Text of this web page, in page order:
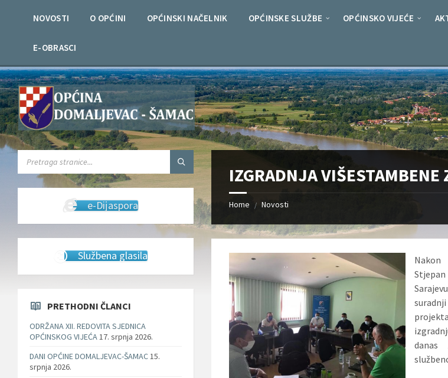
NOVOSTI O OPĆINI OPĆINSKI NAČELNIK OPĆINSKE SLUŽBE OPĆINSKO VIJEĆE
E-OBRASCI
IZGRADNJA VIŠESTAMBENE
Home / Novosti
SEARCH:
e-Dijaspora
Službena glasila
PRETHODNI ČLANCI
ODRŽANA XII. REDOVITA SJEDNICA
OPĆINSKOG VIJEĆA17. srpnja 2026.
DANI OPĆINE DOMALJEVAC-ŠAMAC15.
srpnja 2026.